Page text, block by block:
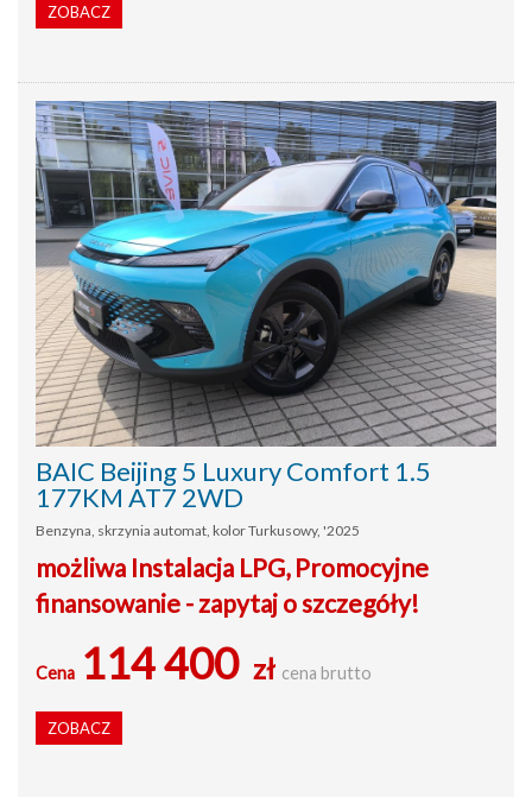
ZOBACZ
BAIC Beijing 5 Luxury Comfort 1.5
177KM AT7 2WD
Benzyna, skrzynia automat, kolor Turkusowy, '2025
możliwa Instalacja LPG, Promocyjne
finansowanie - zapytaj o szczegóły!
Cena 114 400 zł cena brutto
ZOBACZ